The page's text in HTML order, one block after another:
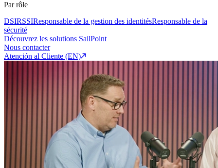
Par rôle
DSIRSSIResponsable de la gestion des identitésResponsable de la
sécurité
Découvrez les solutions SailPoint
Nous contacter
Atención al Cliente (EN)